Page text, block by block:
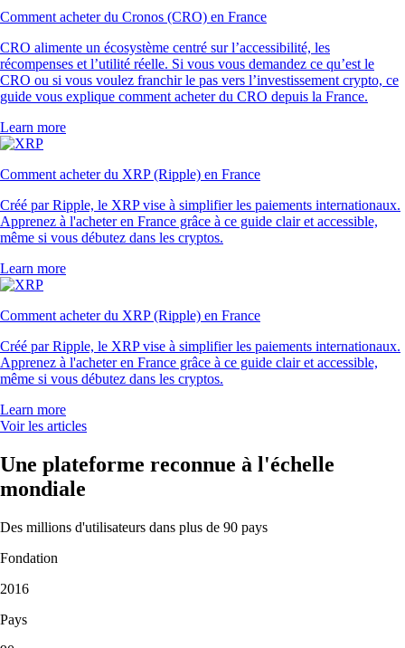
Comment acheter du Cronos (CRO) en France
CRO alimente un écosystème centré sur l’accessibilité, les
récompenses et l’utilité réelle. Si vous vous demandez ce qu’est le
CRO ou si vous voulez franchir le pas vers l’investissement crypto, ce
guide vous explique comment acheter du CRO depuis la France.
Learn more
Comment acheter du XRP (Ripple) en France
Créé par Ripple, le XRP vise à simplifier les paiements internationaux.
Apprenez à l'acheter en France grâce à ce guide clair et accessible,
même si vous débutez dans les cryptos.
Learn more
Comment acheter du XRP (Ripple) en France
Créé par Ripple, le XRP vise à simplifier les paiements internationaux.
Apprenez à l'acheter en France grâce à ce guide clair et accessible,
même si vous débutez dans les cryptos.
Learn more
Voir les articles
Une plateforme reconnue à l'échelle
mondiale
Des millions d'utilisateurs dans plus de 90 pays
Fondation
2016
Pays